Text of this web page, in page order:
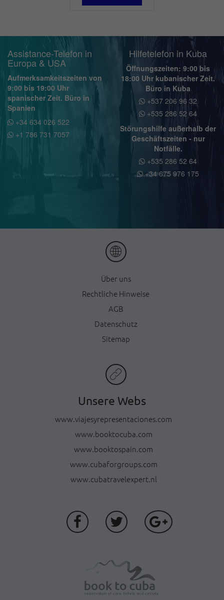
Assistance-Telefon in
Europa & USA
Aufmerksamkeitszeiten von
9:00 bis 19:00 Uhr
spanischer Zeit. Büro in
Spanien
+34 634 026 522
+1 786 731 7057
Hilfetelefon in Kuba
Öffnungszeiten: 9:00 bis
18:00 Uhr kubanischer Zeit.
Büro in Kuba
+537 206 96 32
+535 286 52 64
Störungshilfe außerhalb der
Geschäftszeiten - nur
Notfälle.
+535 286 52 64
+34 675 976 175
Über uns
Rechtliche Hinweise
AGB
Datenschutz
Sitemap
Unsere Webs
www.viajesyrepresentaciones.com
www.booktocuba.com
www.booktospain.com
www.cubaforgroups.com
www.cubatravelexpert.nl